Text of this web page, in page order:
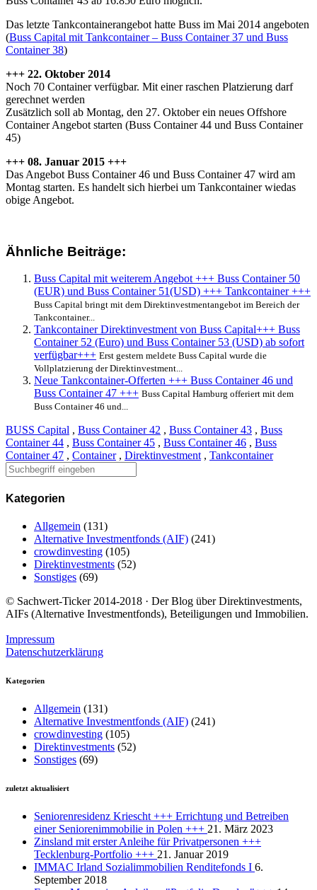
Das letzte Tankcontainerangebot hatte Buss im Mai 2014 angeboten
(Buss Capital mit Tankcontainer – Buss Container 37 und Buss
Container 38)
+++ 22. Oktober 2014
Noch 70 Container verfügbar. Mit einer raschen Platzierung darf
gerechnet werden
Zusätzlich soll ab Montag, den 27. Oktober ein neues Offshore
Container Angebot starten (Buss Container 44 und Buss Container
45)
+++ 08. Januar 2015 +++
Das Angebot Buss Container 46 und Buss Container 47 wird am
Montag starten. Es handelt sich hierbei um Tankcontainer wiedas
obige Angebot.
Ähnliche Beiträge:
Buss Capital mit weiterem Angebot +++ Buss Container 50
(EUR) und Buss Container 51(USD) +++ Tankcontainer +++
Buss Capital bringt mit dem Direktinvestmentangebot im Bereich der
Tankcontainer...
Tankcontainer Direktinvestment von Buss Capital+++ Buss
Container 52 (Euro) und Buss Container 53 (USD) ab sofort
verfügbar+++ Erst gestern meldete Buss Capital wurde die
Vollplatzierung der Direktinvestment...
Neue Tankcontainer-Offerten +++ Buss Container 46 und
Buss Container 47 +++ Buss Capital Hamburg offeriert mit dem
Buss Container 46 und...
BUSS Capital , Buss Container 42 , Buss Container 43 , Buss
Container 44 , Buss Container 45 , Buss Container 46 , Buss
Container 47 , Container, Direktinvestment, Tankcontainer
Kategorien
Allgemein (131)
Alternative Investmentfonds (AIF) (241)
crowdinvesting (105)
Direktinvestments (52)
Sonstiges (69)
© Sachwert-Ticker 2014-2018 · Der Blog über Direktinvestments,
AIFs (Alternative Investmentfonds), Beteiligungen und Immobilien.
Impressum
Datenschutzerklärung
Kategorien
Allgemein (131)
Alternative Investmentfonds (AIF) (241)
crowdinvesting (105)
Direktinvestments (52)
Sonstiges (69)
zuletzt aktualisiert
Seniorenresidenz Kriescht +++ Errichtung und Betreiben
einer Seniorenimmobilie in Polen +++ 21. März 2023
Zinsland mit erster Anleihe für Privatpersonen +++
Tecklenburg-Portfolio +++ 21. Januar 2019
IMMAC Irland Sozialimmobilien Renditefonds I 6.
September 2018